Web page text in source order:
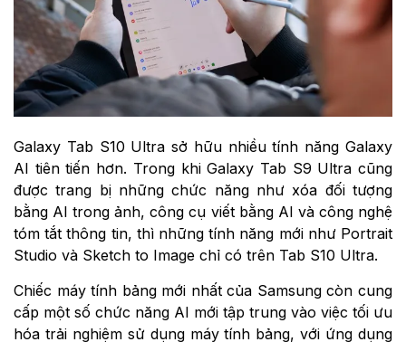
Galaxy Tab S10 Ultra sở hữu nhiều tính năng Galaxy
AI tiên tiến hơn. Trong khi Galaxy Tab S9 Ultra cũng
được trang bị những chức năng như xóa đối tượng
bằng AI trong ảnh, công cụ viết bằng AI và công nghệ
tóm tắt thông tin, thì những tính năng mới như Portrait
Studio và Sketch to Image chỉ có trên Tab S10 Ultra.
Chiếc máy tính bảng mới nhất của Samsung còn cung
cấp một số chức năng AI mới tập trung vào việc tối ưu
hóa trải nghiệm sử dụng máy tính bảng, với ứng dụng